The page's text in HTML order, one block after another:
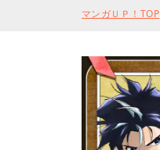
マンガＵＰ！TOP